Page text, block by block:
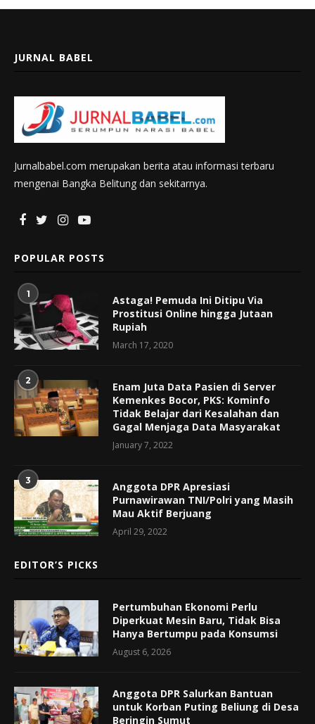
JURNAL BABEL
Jurnalbabel.com merupakan berita atau informasi terbaru
mengenai Bangka Belitung dan sekitarnya.
POPULAR POSTS
1
Astaga! Pemuda Ini Ditipu Via
Prostitusi Online hingga Jutaan
Rupiah
March 17, 2020
2
Enam Juta Data Pasien di Server
Kemenkes Bocor, PKS: Kominfo
Tidak Belajar dari Kesalahan dan
Gagal Menjaga Data Masyarakat
January 7, 2022
3
Anggota DPR Apresiasi
Purnawirawan TNI/Polri yang Masih
Mau Aktif Berjuang
April 29, 2022
EDITOR’S PICKS
Pertumbuhan Ekonomi Perlu
Diperkuat Mesin Baru, Tidak Bisa
Hanya Bertumpu pada Konsumsi
August 6, 2026
Anggota DPR Salurkan Bantuan
untuk Korban Puting Beliung di Desa
Beringin Sumut